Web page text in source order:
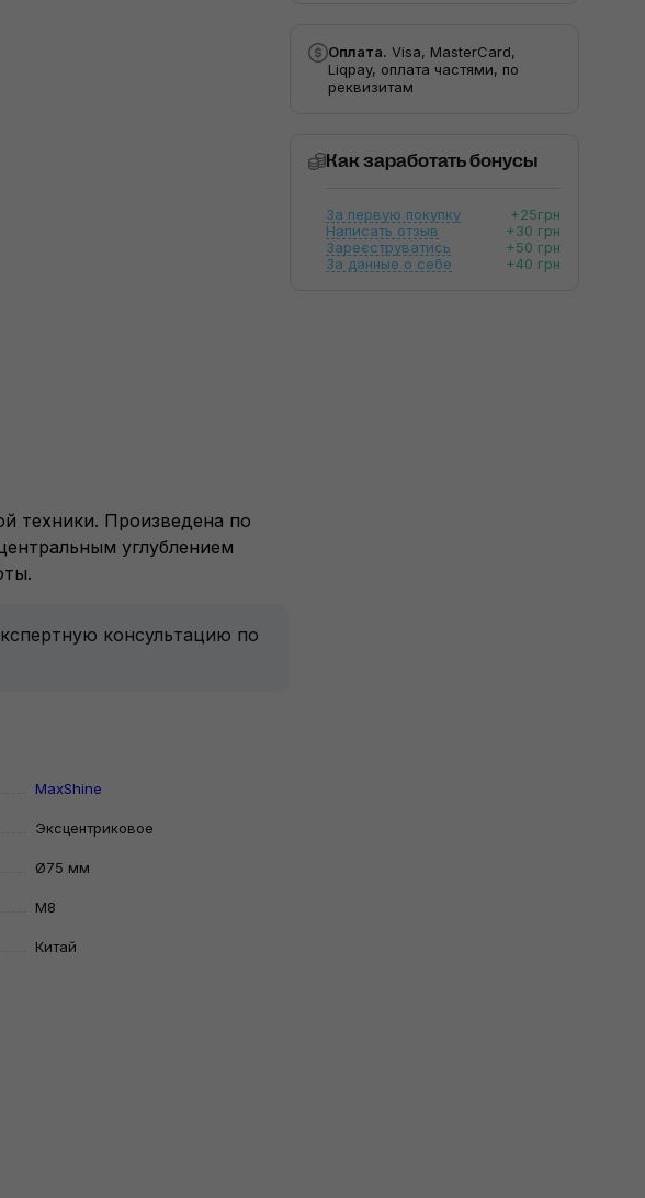
техники. Произведена по
углублением
консультацию по
MaxShine
Эксцентриковое
Ø75 мм
М8
Китай
Оплата. Visa, MasterCard,
Liqpay, оплата частями, по
реквизитам
Как заработать бонусы
За первую покупку
+25грн
Написать отзыв
+30 грн
Зареєструватись
+50 грн
За данные о себе
+40 грн